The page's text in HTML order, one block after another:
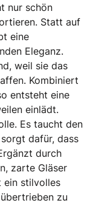
nur schön
Statt auf
eine
Eleganz.
weil sie das
Kombiniert
entsteht eine
einlädt.
Es taucht den
dafür, dass
durch
zarte Gläser
ein stilvolles
zu